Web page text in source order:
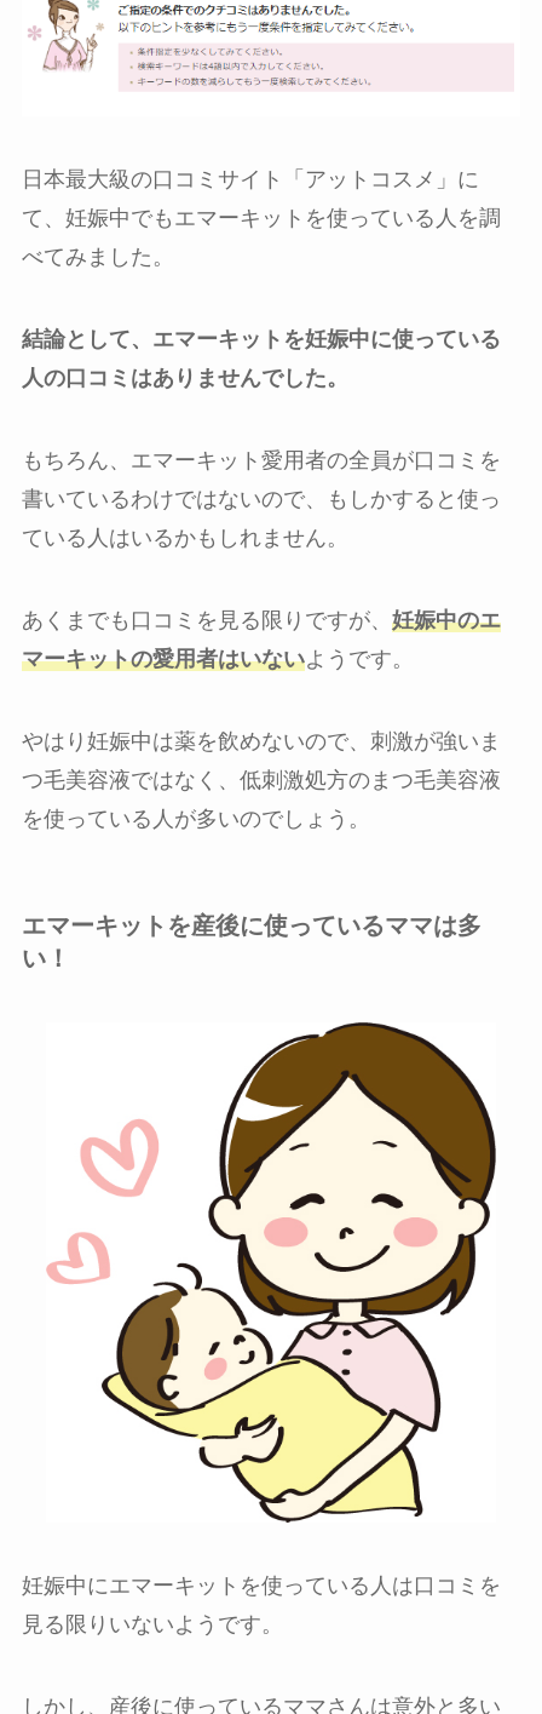
日本最大級の口コミサイト「アットコスメ」に
て、妊娠中でもエマーキットを使っている人を調
べてみました。
結論として、エマーキットを妊娠中に使っている
人の口コミはありませんでした。
もちろん、エマーキット愛用者の全員が口コミを
書いているわけではないので、もしかすると使っ
ている人はいるかもしれません。
あくまでも口コミを見る限りですが、 妊娠中のエ
マーキットの愛用者はいないようです。
やはり妊娠中は薬を飲めないので、刺激が強いま
つ毛美容液ではなく、低刺激処方のまつ毛美容液
を使っている人が多いのでしょう。
エマーキットを産後に使っているママは多
い！
妊娠中にエマーキットを使っている人は口コミを
見る限りいないようです。
しかし、産後に使っているママさんは意外と多い